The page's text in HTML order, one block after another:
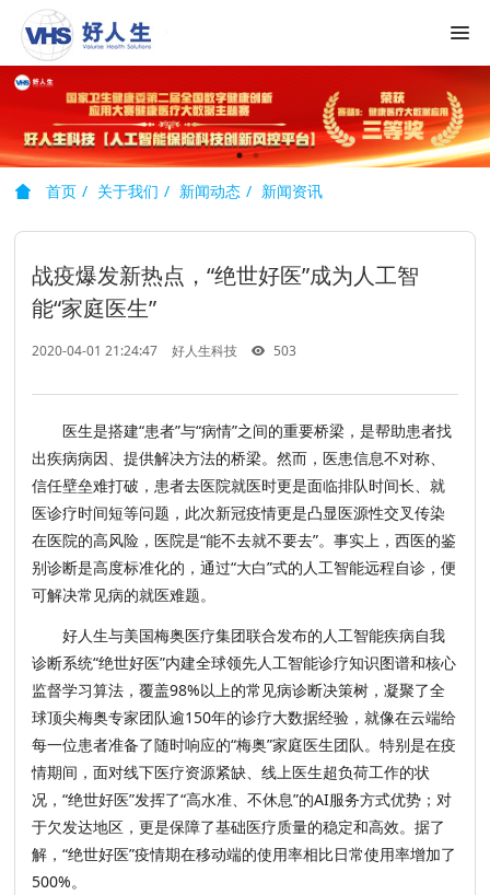
首页 关于我们 新闻动态 新闻资讯
战疫爆发新热点，“绝世好医”成为人工智
能“家庭医生”
2020-04-01 21:24:47 好人生科技 503
医生是搭建“患者”与“病情”之间的重要桥梁，是帮助患者找
出疾病病因、提供解决方法的桥梁。然而，医患信息不对称、
信任壁垒难打破，患者去医院就医时更是面临排队时间长、就
医诊疗时间短等问题，此次新冠疫情更是凸显医源性交叉传染
在医院的高风险，医院是“能不去就不要去”。事实上，西医的鉴
别诊断是高度标准化的，通过“大白”式的人工智能远程自诊，便
可解决常见病的就医难题。
好人生与美国梅奥医疗集团联合发布的人工智能疾病自我
诊断系统“绝世好医”内建全球领先人工智能诊疗知识图谱和核心
监督学习算法，覆盖98%以上的常见病诊断决策树，凝聚了全
球顶尖梅奥专家团队逾150年的诊疗大数据经验，就像在云端给
每一位患者准备了随时响应的“梅奥”家庭医生团队。特别是在疫
情期间，面对线下医疗资源紧缺、线上医生超负荷工作的状
况，“绝世好医”发挥了“高水准、不休息”的AI服务方式优势；对
于欠发达地区，更是保障了基础医疗质量的稳定和高效。据了
解，“绝世好医”疫情期在移动端的使用率相比日常使用率增加了
500%。